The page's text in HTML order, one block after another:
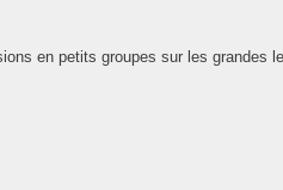
en petits groupes sur les grandes